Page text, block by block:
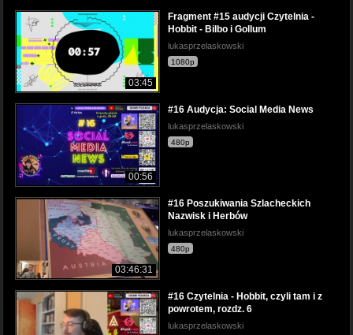
03:45
Fragment #15 audycji Czytelnia -
Hobbit - Bilbo i Gollum
lukasprzelaskowski
1080p
00:56
#16 Audycja: Social Media News
lukasprzelaskowski
480p
03:46:31
#16 Poszukiwania Szlacheckich
Nazwisk i Herbów
lukasprzelaskowski
480p
#16 Czytelnia - Hobbit, czyli tam i z
powrotem, rozdz. 6
lukasprzelaskowski